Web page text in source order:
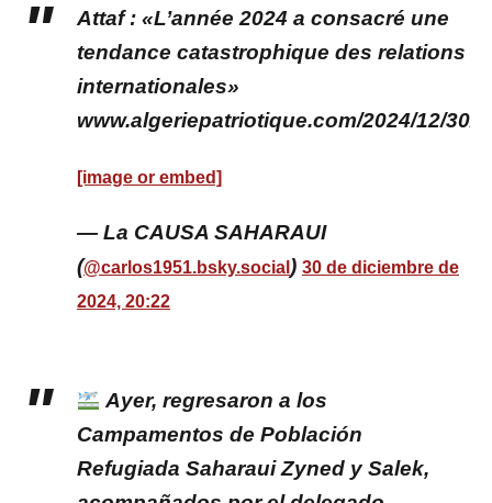
Attaf : «L’année 2024 a consacré une
tendance catastrophique des relations
internationales»
www.algeriepatriotique.com/2024/12/30/
[image or embed]
— La CAUSA SAHARAUI
(@carlos1951.bsky.social ) 30 de diciembre de
2024, 20:22
Ayer, regresaron a los
Campamentos de Población
Refugiada Saharaui Zyned y Salek,